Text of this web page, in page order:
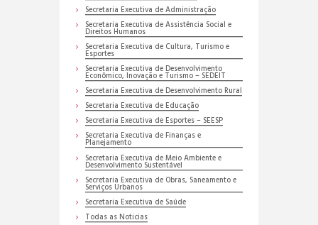
Secretaria Executiva de Administração
Secretaria Executiva de Assistência Social e
Direitos Humanos
Secretaria Executiva de Cultura, Turismo e
Esportes
Secretaria Executiva de Desenvolvimento
Econômico, Inovação e Turismo – SEDEIT
Secretaria Executiva de Desenvolvimento Rural
Secretaria Executiva de Educação
Secretaria Executiva de Esportes – SEESP
Secretaria Executiva de Finanças e
Planejamento
Secretaria Executiva de Meio Ambiente e
Desenvolvimento Sustentável
Secretaria Executiva de Obras, Saneamento e
Serviços Urbanos
Secretaria Executiva de Saúde
Todas as Noticias